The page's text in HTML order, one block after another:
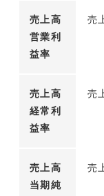
売上高
営業利
益率
売
売上高
経常利
益率
売
売上高
当期純
売